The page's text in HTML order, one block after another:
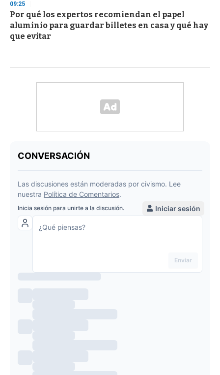
09:25
Por qué los expertos recomiendan el papel
aluminio para guardar billetes en casa y qué hay
que evitar